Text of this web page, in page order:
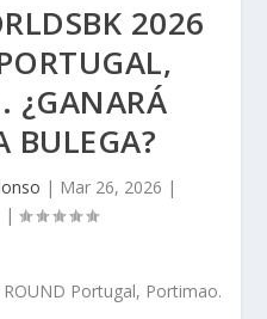
2026
¿GANARÁ
BULEGA?
| Mar 26, 2026 |
|